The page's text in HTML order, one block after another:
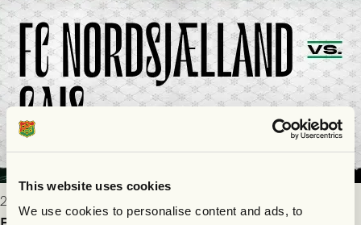
This website uses cookies
We use cookies to personalise content and ads, to
2026-07-28 17:36